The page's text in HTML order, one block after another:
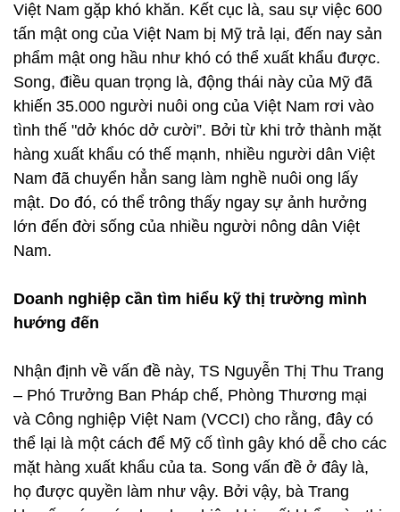
Việt Nam gặp khó khăn. Kết cục là, sau sự việc 600
tấn mật ong của Việt Nam bị Mỹ trả lại, đến nay sản
phẩm mật ong hầu như khó có thể xuất khẩu được.
Song, điều quan trọng là, động thái này của Mỹ đã
khiến 35.000 người nuôi ong của Việt Nam rơi vào
tình thế "dở khóc dở cười”. Bởi từ khi trở thành mặt
hàng xuất khẩu có thế mạnh, nhiều người dân Việt
Nam đã chuyển hẳn sang làm nghề nuôi ong lấy
mật. Do đó, có thể trông thấy ngay sự ảnh hưởng
lớn đến đời sống của nhiều người nông dân Việt
Nam.
Doanh nghiệp cần tìm hiểu kỹ thị trường mình
hướng đến
Nhận định về vấn đề này, TS Nguyễn Thị Thu Trang
– Phó Trưởng Ban Pháp chế, Phòng Thương mại
và Công nghiệp Việt Nam (VCCI) cho rằng, đây có
thể lại là một cách để Mỹ cố tình gây khó dễ cho các
mặt hàng xuất khẩu của ta. Song vấn đề ở đây là,
họ được quyền làm như vậy. Bởi vậy, bà Trang